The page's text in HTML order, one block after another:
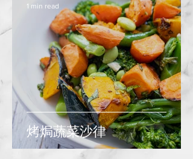
烤焗蔬菜沙律
1 min read